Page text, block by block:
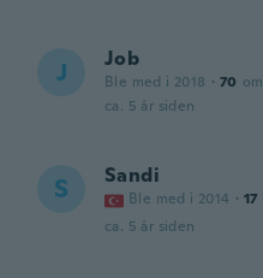
J Job
Ble med i 2018 · 70
ca. 5 år siden
S Sandi
Ble med i 2014 · 17
ca. 5 år siden